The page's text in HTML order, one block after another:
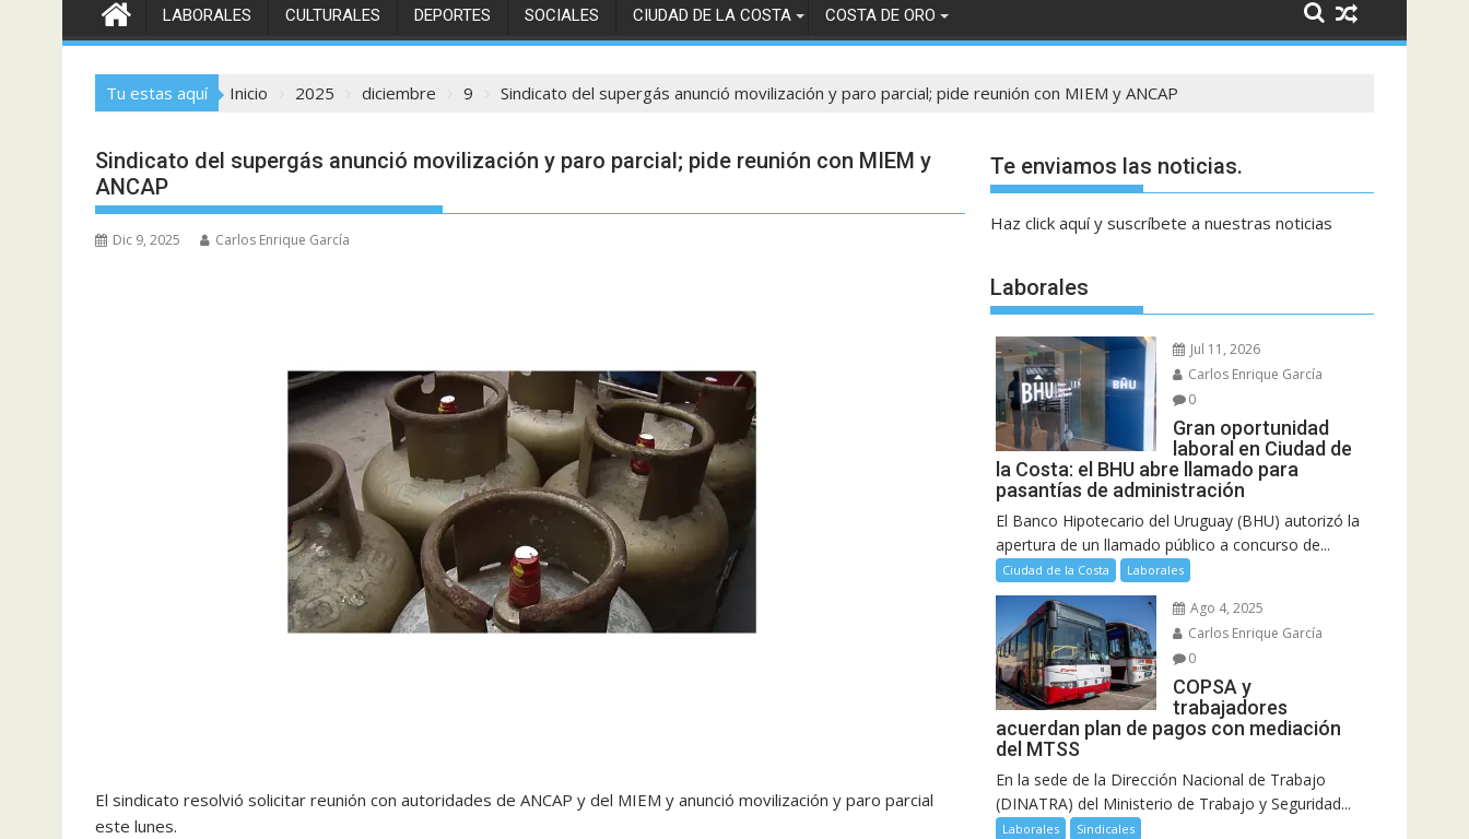
LABORALES CULTURALES DEPORTES SOCIALES CIUDAD DE LA COSTA COSTA DE ORO
Tu estas aquí Inicio 2025 diciembre 9 Sindicato del supergás anunció movilización y paro parcial; pide reunión con MIEM y ANCAP
Sindicato del supergás anunció movilización y paro parcial; pide reunión con MIEM y
ANCAP
Dic 9, 2025 Carlos Enrique García
El sindicato resolvió solicitar reunión con autoridades de ANCAP y del MIEM y anunció movilización y paro parcial
este lunes.
Te enviamos las noticias.
Haz click aquí y suscríbete a nuestras noticias
Laborales
Jul 11, 2026
Carlos Enrique García
0
Gran oportunidad
laboral en Ciudad de
la Costa: el BHU abre llamado para
pasantías de administración
El Banco Hipotecario del Uruguay (BHU) autorizó la
apertura de un llamado público a concurso de...
Ciudad de la Costa Laborales
Ago 4, 2025
Carlos Enrique García
0
COPSA y
trabajadores
acuerdan plan de pagos con mediación
del MTSS
En la sede de la Dirección Nacional de Trabajo
(DINATRA) del Ministerio de Trabajo y Seguridad...
Laborales Sindicales